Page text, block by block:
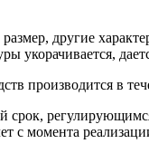
другие
укорачивается,
производится в
с момента